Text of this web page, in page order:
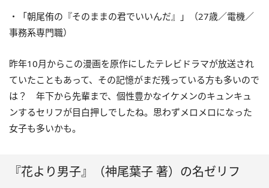
・「朝尾侑の『そのままの君でいいんだ』」（27歳／電機／
事務系専門職）
昨年10月からこの漫画を原作にしたテレビドラマが放送され
ていたこともあって、その記憶がまだ残っている方も多いので
は？ 年下から先輩まで、個性豊かなイケメンのキュンキュ
ンするセリフが目白押しでしたね。思わずメロメロになった
女子も多いかも。
『花より男子』（神尾葉子 著）の名ゼリフ